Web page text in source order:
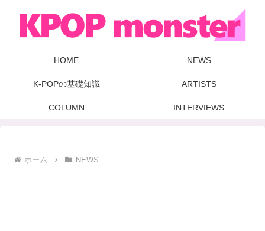
HOME NEWS
K-POPの基礎知識 ARTISTS
COLUMN INTERVIEWS
ホーム NEWS